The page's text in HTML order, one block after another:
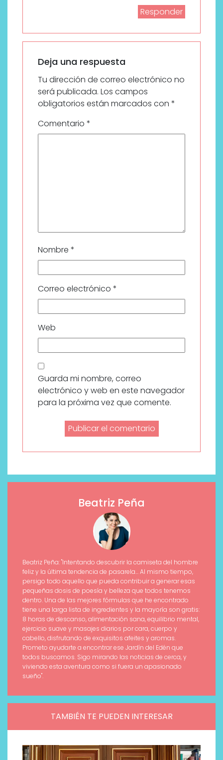
Responder
Deja una respuesta
Tu dirección de correo electrónico no
será publicada. Los campos
obligatorios están marcados con *
Comentario *
Nombre *
Correo electrónico *
Web
Guarda mi nombre, correo
electrónico y web en este navegador
para la próxima vez que comente.
Beatriz Peña
Beatriz Peña: "Intentando descubrir la camiseta del hombre
feliz y la última tendencia de pasarela... Al mismo tiempo,
persigo todo aquello que pueda contribuir a generar esas
pequeñas dosis de poesía y belleza que todos tenemos
dentro. Una de las mejores fórmulas que he encontrado
tiene una larga lista de ingredientes y la mayoría son gratis:
8 horas de descanso, alimentación sana, equilibrio mental,
ejercicio suave y masajes diarios por cara, cuerpo y
cabello, disfrutando de exquisitos afeites y aromas.
Prometo ayudarte a encontrar ese Jardín del Edén que
todos buscamos. Sigo mirando las noticias de cerca, y
viviendo esta aventura como si fuera un apasionado
sueño".
TAMBIÉN TE PUEDEN INTERESAR